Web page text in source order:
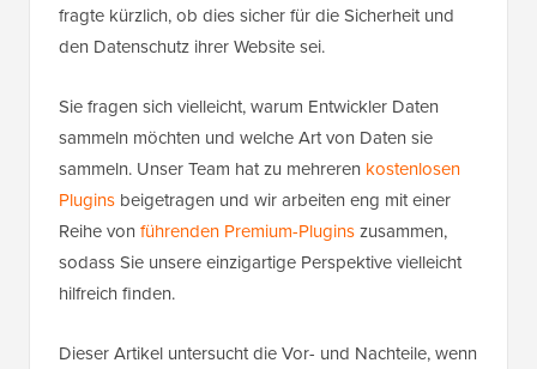
fragte kürzlich, ob dies sicher für die Sicherheit und
den Datenschutz ihrer Website sei.
Sie fragen sich vielleicht, warum Entwickler Daten
sammeln möchten und welche Art von Daten sie
sammeln. Unser Team hat zu mehreren kostenlosen
Plugins beigetragen und wir arbeiten eng mit einer
Reihe von führenden Premium-Pluginszusammen,
sodass Sie unsere einzigartige Perspektive vielleicht
hilfreich finden.
Dieser Artikel untersucht die Vor- und Nachteile, wenn